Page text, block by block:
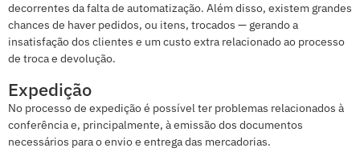
decorrentes da falta de automatização. Além disso, existem grandes
chances de haver pedidos, ou itens, trocados — gerando a
insatisfação dos clientes e um custo extra relacionado ao processo
de troca e devolução.
Expedição
No processo de expedição é possível ter problemas relacionados à
conferência e, principalmente, à emissão dos documentos
necessários para o envio e entrega das mercadorias.